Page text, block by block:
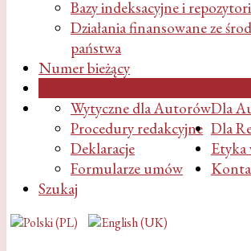
Bazy indeksacyjne i
Działania finansowane ze
państwa
Numer bieżący
Dla
Wytyczne dla Autorów
Procedury redakcyjne
Deklaracje
Formularze umów
Dla
Etyka
Szukaj